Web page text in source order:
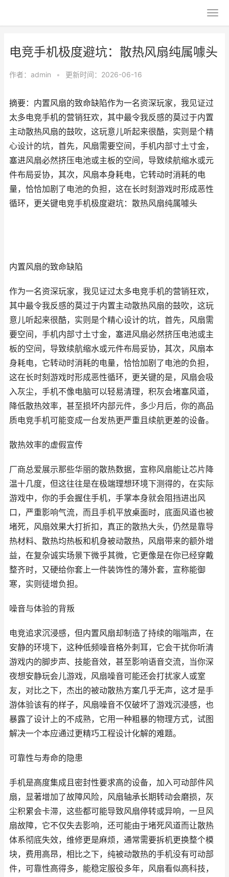
电竞手机极度避坑：散热风扇纯属噱头
作者： admin • 更新时间：2026-06-16
摘要：内置风扇的致命缺陷作为一名资深玩家，我见证过
太多电竞手机的营销狂欢，其中最令我反感的莫过于内置
主动散热风扇的鼓吹，这玩意儿听起来很酷，实则是个精
心设计的坑，首先，风扇需要空间，手机内部寸土寸金，
塞进风扇必然挤压电池或主板的空间，导致续航缩水或元
件布局妥协，其次，风扇本身耗电，它转动时消耗的电
量，恰恰加剧了电池的负担，这在长时刻游戏时形成恶性
循环，更关键电竞手机极度避坑：散热风扇纯属噱头
内置风扇的致命缺陷
作为一名资深玩家，我见证过太多电竞手机的营销狂欢，
其中最令我反感的莫过于内置主动散热风扇的鼓吹，这玩
意儿听起来很酷，实则是个精心设计的坑，首先，风扇需
要空间，手机内部寸土寸金，塞进风扇必然挤压电池或主
板的空间，导致续航缩水或元件布局妥协，其次，风扇本
身耗电，它转动时消耗的电量，恰恰加剧了电池的负担，
这在长时刻游戏时形成恶性循环，更关键的是，风扇会吸
入灰尘，手机不像电脑可以轻易清理，积灰会堵塞风道，
降低散热效率，甚至损坏内部元件，多少月后，你的高品
质电竞手机可能变成一台发热更严重且续航更差的设备。
散热效率的虚假宣传
厂商总爱展示那些华丽的散热数据，宣称风扇能让芯片降
温十几度，但这往往是在极端理想环境下测得的，在实际
游戏中，你的手会握住手机，手掌本身就会阻挡进出风
口，严重影响气流，而且手机平放桌面时，底面风道也被
堵死，风扇效果大打折扣，真正的散热大头，仍然是靠导
热材料、散热均热板和机身被动散热，风扇带来的额外增
益，在复杂诚实场景下微乎其微，它更像是在你已经穿戴
整齐时，又硬给你套上一件装饰性的薄外套，宣称能御
寒，实则徒增负担。
噪音与体验的背叛
电竞追求沉浸感，但内置风扇却制造了持续的嗡嗡声，在
安静的环境下，这种低频噪音格外刺耳，它会干扰你听清
游戏内的脚步声、技能音效，甚至影响语音交流，当你深
夜想安静玩会儿游戏，风扇噪音可能还会打扰家人或室
友，对比之下，杰出的被动散热方案几乎无声，这才是手
游体验该有的样子，风扇噪音不仅破坏了游戏沉浸感，也
暴露了设计上的不成熟，它用一种粗暴的物理方式，试图
解决一个本应通过更精巧工程设计化解的难题。
可靠性与寿命的隐患
手机是高度集成且密封性要求高的设备，加入可动部件风
扇，显著增加了故障风险，风扇轴承长期转动会磨损，灰
尘积累会卡滞，这些都可能导致风扇停转或异响，一旦风
扇故障，它不仅失去影响，还可能由于堵死风道而让散热
体系彻底失效，维修更是麻烦，通常需要拆机更换整个模
块，费用高昂，相比之下，纯被动散热的手机没有可动部
件，可靠性高得多，能稳定服役多年，风扇看似高科技，